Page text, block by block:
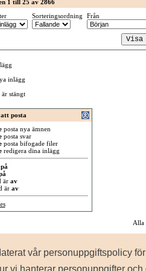
vår personuppgiftspolicy
vi hanterar personuppgifter och
1 till 25 av 2866
Sorteringsordning Från
inlägg
stängt
posta
posta nya ämnen
posta svar
posta bifogade filer
redigera dina inlägg
på
är av
är av
Alla